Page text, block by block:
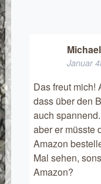
Michael
Januar
Das freut mich!
dass über den
auch
aber er müsste
Amazon
Mal sehen,
Amazon?